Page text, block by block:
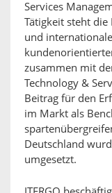
Services
Tätigkeit steht die
und
zusammen mit
Technology &
Beitrag für den
im Markt als
Deutschland
umgesetzt.